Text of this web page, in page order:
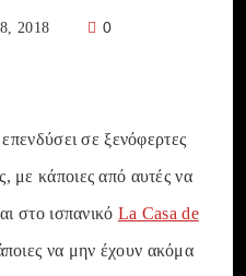
2018 0
σε ξενόφερτες
με κάποιες από αυτές να
στο ισπανικό La Casa de
να μην έχουν ακόμα